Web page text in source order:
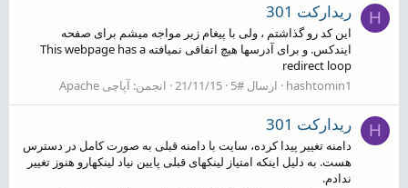
H ریدارکت 301
این کد رو گذاشتم ، ولی با پیغام زیر مواجه میشم برای صفحه
ایندکس. و برای آدرسها هیچ اتفاقی نمیافته This webpage has a
redirect loop
hashtomin1
ارسال #5 21/11/15 انجمن: آپاچی Apache
H ریدارکت 301
دامنه تغییر پیدا کرده، سایت با دامنه قبلی به صورت کامل در دسترس
هست. به دلیل اینکه امتیاز لینکهای قبلی پایین نیاد لینکهارو هنوز تغییر
ندادم.